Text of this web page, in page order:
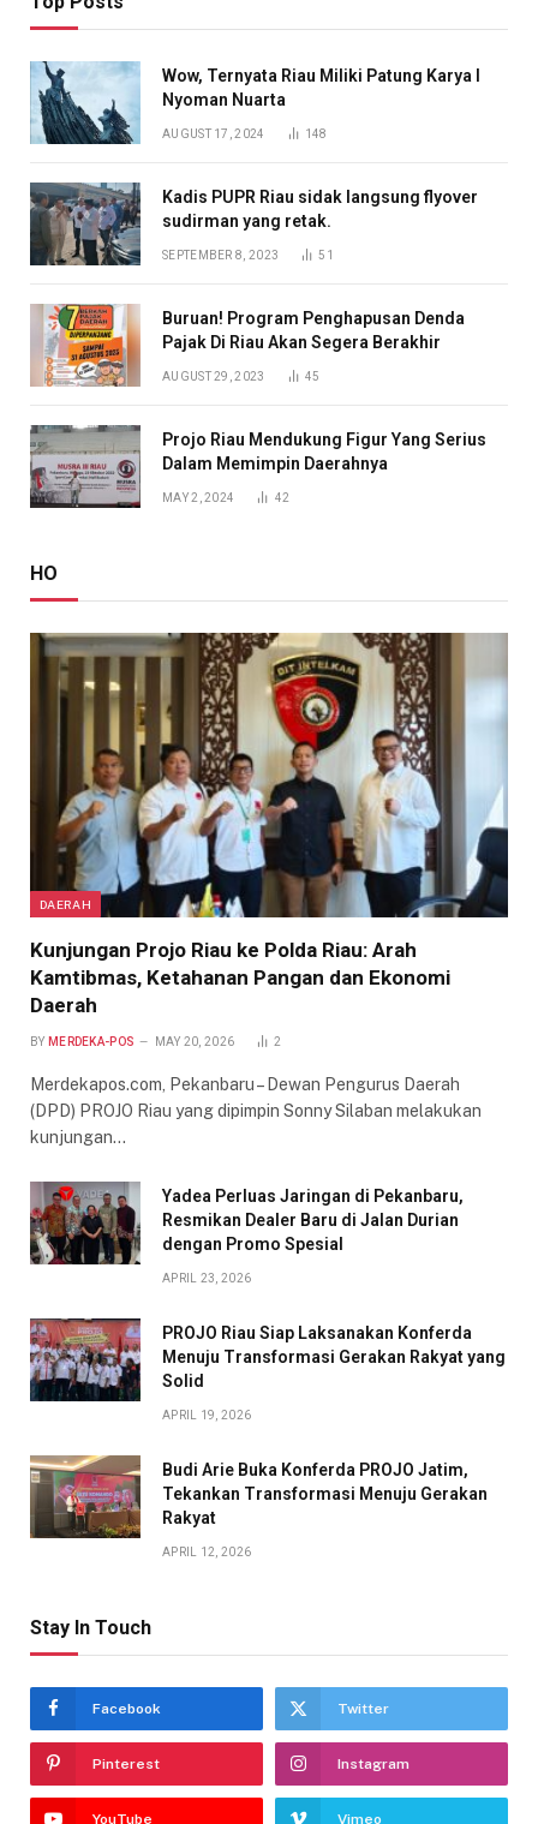
Wow, Ternyata Riau Miliki Patung Karya I
Nyoman Nuarta
AUGUST 17, 2024 148
Kadis PUPR Riau sidak langsung flyover
sudirman yang retak.
SEPTEMBER 8, 2023 51
Buruan! Program Penghapusan Denda
Pajak Di Riau Akan Segera Berakhir
AUGUST 29, 2023 45
Projo Riau Mendukung Figur Yang Serius
Dalam Memimpin Daerahnya
MAY 2, 2024 42
HO
DAERAH
Kunjungan Projo Riau ke Polda Riau: Arah
Kamtibmas, Ketahanan Pangan dan Ekonomi
Daerah
BY MERDEKA-POS MAY 20, 2026 2
Merdekapos.com, Pekanbaru – Dewan Pengurus Daerah
(DPD) PROJO Riau yang dipimpin Sonny Silaban melakukan
kunjungan…
Yadea Perluas Jaringan di Pekanbaru,
Resmikan Dealer Baru di Jalan Durian
dengan Promo Spesial
APRIL 23, 2026
PROJO Riau Siap Laksanakan Konferda
Menuju Transformasi Gerakan Rakyat yang
Solid
APRIL 19, 2026
Budi Arie Buka Konferda PROJO Jatim,
Tekankan Transformasi Menuju Gerakan
Rakyat
APRIL 12, 2026
Stay In Touch
Facebook Twitter
Pinterest Instagram
YouTube Vimeo